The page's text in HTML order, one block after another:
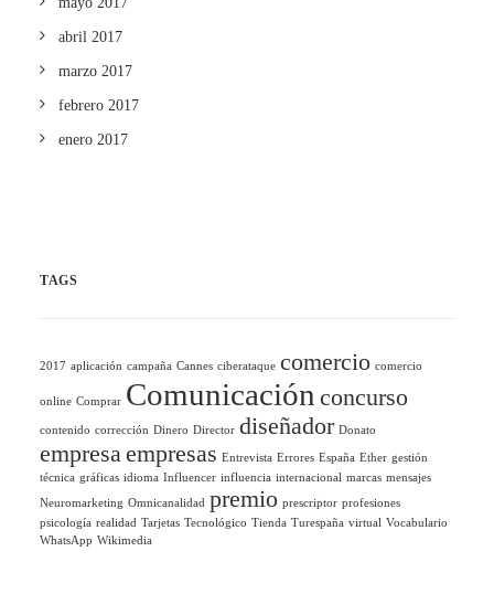
abril 2017
marzo 2017
febrero 2017
enero 2017
TAGS
2017 aplicación campaña Cannes ciberataque comercio comercio
online Comprar Comunicación concurso
contenido corrección Dinero Director diseñador Donato
empresaempresas Entrevista Errores España Ether gestión
técnica gráficas idioma Influencer influencia internacional marcas mensajes
Neuromarketing Omnicanalidad premio prescriptor profesiones
psicología realidad Tarjetas Tecnológico Tienda Turespaña virtual Vocabulario
WhatsApp Wikimedia